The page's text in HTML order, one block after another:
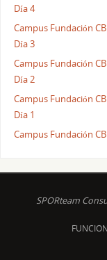
Día 4
Campus Fundación
Día 3
Campus Fundación
Día 2
Campus Fundación
Día 1
Campus Fundación
SPORteam